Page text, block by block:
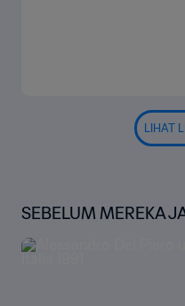
LIHAT
SEBELUM MEREKA